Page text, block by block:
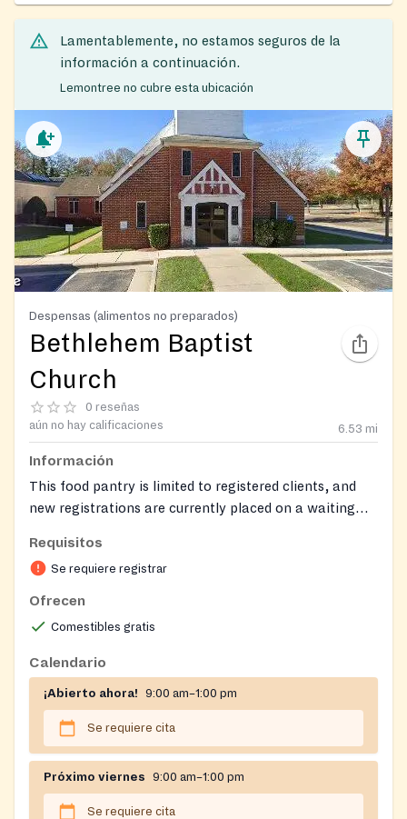
Lamentablemente, no estamos seguros de la
información a continuación.
Lemontree no cubre esta ubicación
Despensas (alimentos no preparados)
Bethlehem Baptist
Church
0 reseñas
aún no hay calificaciones
6.53 mi
Información
This food pantry is limited to registered clients, and
new registrations are currently placed on a waiting
Requisitos
Se requiere registrar
Ofrecen
Comestibles gratis
Calendario
¡Abierto ahora! 9:00 am–1:00 pm
Se requiere cita
Próximo viernes 9:00 am–1:00 pm
Se requiere cita